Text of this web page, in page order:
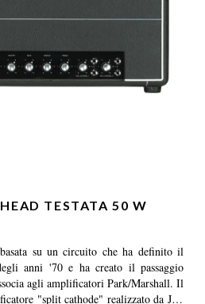
TESTATA 50 W
su un circuito che ha definito il
anni '70 e ha creato il passaggio
agli amplificatori Park/Marshall. Il
"split cathode" realizzato da Jim